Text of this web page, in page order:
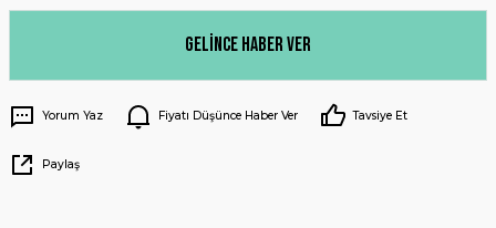
Gelince Haber Ver
Yorum Yaz Fiyatı Düşünce Haber Ver Tavsiye Et
Paylaş